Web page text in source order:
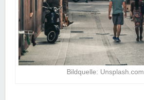
Bildquelle: Unsplash.com